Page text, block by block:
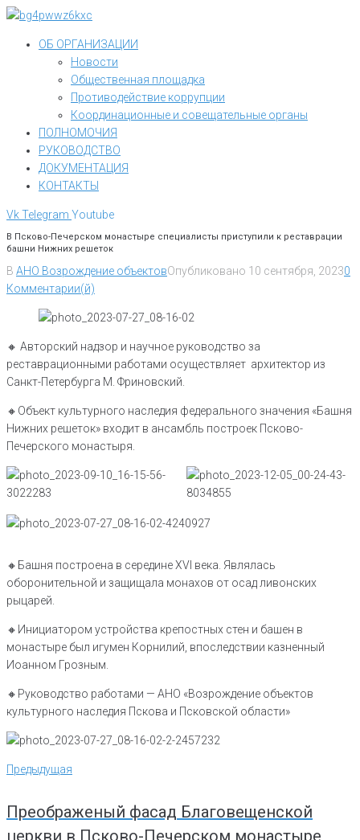
Перейти
контентуОБ ОРГАНИЗАЦИИ
Новости
Общественная площадка
Противодействие коррупции
Координационные и совещательные органы
ПОЛНОМОЧИЯ
РУКОВОДСТВО
ДОКУМЕНТАЦИЯ
КОНТАКТЫ
VkTelegram Youtube
В Псково-Печерском монастыре специалисты приступили к реставрации
башни Нижних решеток
В АНО Возрождение объектовОпубликовано 10 сентября, 20230
Комментарии(й)
🔸️ Авторский надзор и научное руководство за
реставрационными работами осуществляет архитектор из
Санкт-Петербурга М. Фриновский.
🔸️Объект культурного наследия федерального значения «Башня
Нижних решеток» входит в ансамбль построек Псково-
Печерского монастыря.
🔸️Башня построена в середине XVI века. Являлась
оборонительной и защищала монахов от осад ливонских
рыцарей.
🔸️Инициатором устройства крепостных стен и башен в
монастыре был игумен Корнилий, впоследствии казненный
Иоанном Грозным.
🔸️Руководство работами — АНО «Возрождение объектов
культурного наследия Пскова и Псковской области»
Навигация
по
Предыдущая
Предыдущая
Преображеный фасад Благовещенской
церкви в Псково-Печерском монастыре